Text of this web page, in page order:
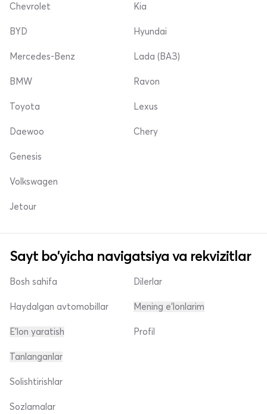
Chevrolet
BYD
Mercedes-Benz
Kia
Hyundai
Lada (ВАЗ)
BMW
Toyota
Daewoo
Ravon
Lexus
Chery
Genesis
Volkswagen
Jetour
Sayt bo'yicha navigatsiya va rekvizitlar
Bosh sahifa
Haydalgan avtomobillar
E'lon yaratish
Dilerlar
Mening e'lonlarim
Profil
Tanlanganlar
Solishtirishlar
Sozlamalar